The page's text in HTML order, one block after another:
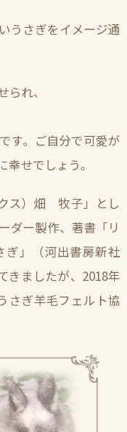
うさぎをイメージ通
れ、
す。ご自分で可愛が
せでしょう。
ス）畑 牧子」とし
ダー製作、著書「リ
ぎ」（河出書房新社
きましたが、2018年
ぎ羊毛フェルト協